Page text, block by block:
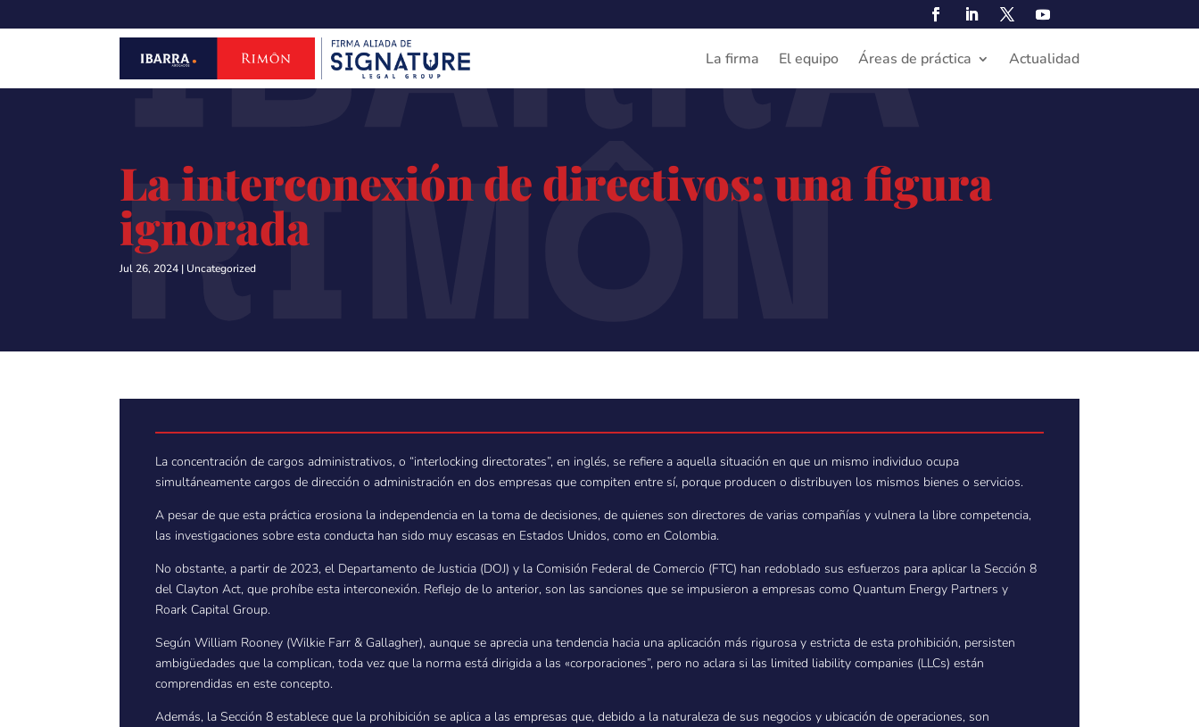
La firma El equipo Áreas de práctica Actualidad
La interconexión de directivos: una figura
ignorada
Jul 26, 2024 | Uncategorized
RIMÔN
La concentración de cargos administrativos, o “interlocking directorates”, en inglés, se refiere a aquella situación en que un mismo individuo ocupa
simultáneamente cargos de dirección o administración en dos empresas que compiten entre sí, porque producen o distribuyen los mismos bienes o servicios.
A pesar de que esta práctica erosiona la independencia en la toma de decisiones, de quienes son directores de varias compañías y vulnera la libre competencia,
las investigaciones sobre esta conducta han sido muy escasas en Estados Unidos, como en Colombia.
No obstante, a partir de 2023, el Departamento de Justicia (DOJ) y la Comisión Federal de Comercio (FTC) han redoblado sus esfuerzos para aplicar la Sección 8
del Clayton Act, que prohíbe esta interconexión. Reflejo de lo anterior, son las sanciones que se impusieron a empresas como Quantum Energy Partners y
Roark Capital Group.
Según William Rooney (Wilkie Farr & Gallagher), aunque se aprecia una tendencia hacia una aplicación más rigurosa y estricta de esta prohibición, persisten
ambigüedades que la complican, toda vez que la norma está dirigida a las «corporaciones”, pero no aclara si las limited liability companies (LLCs) están
comprendidas en este concepto.
Además, la Sección 8 establece que la prohibición se aplica a las empresas que, debido a la naturaleza de sus negocios y ubicación de operaciones, son